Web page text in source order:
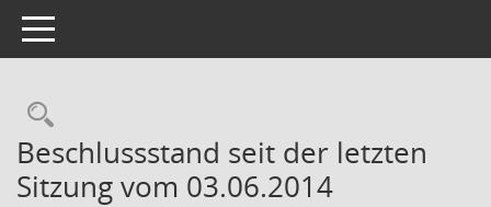
Toggle navigation
Rechercheauswahl
Beschlussstand seit der letzten
Sitzung vom 03.06.2014